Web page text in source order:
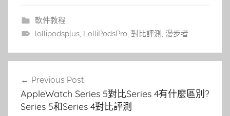
軟件教程
lollipodsplus, LolliPodsPro, 對比評測 漫步者
導
Previous Post
AppleWatch Series 5對比Series 4有什麼區別?
Series 5和Series 4對比評測